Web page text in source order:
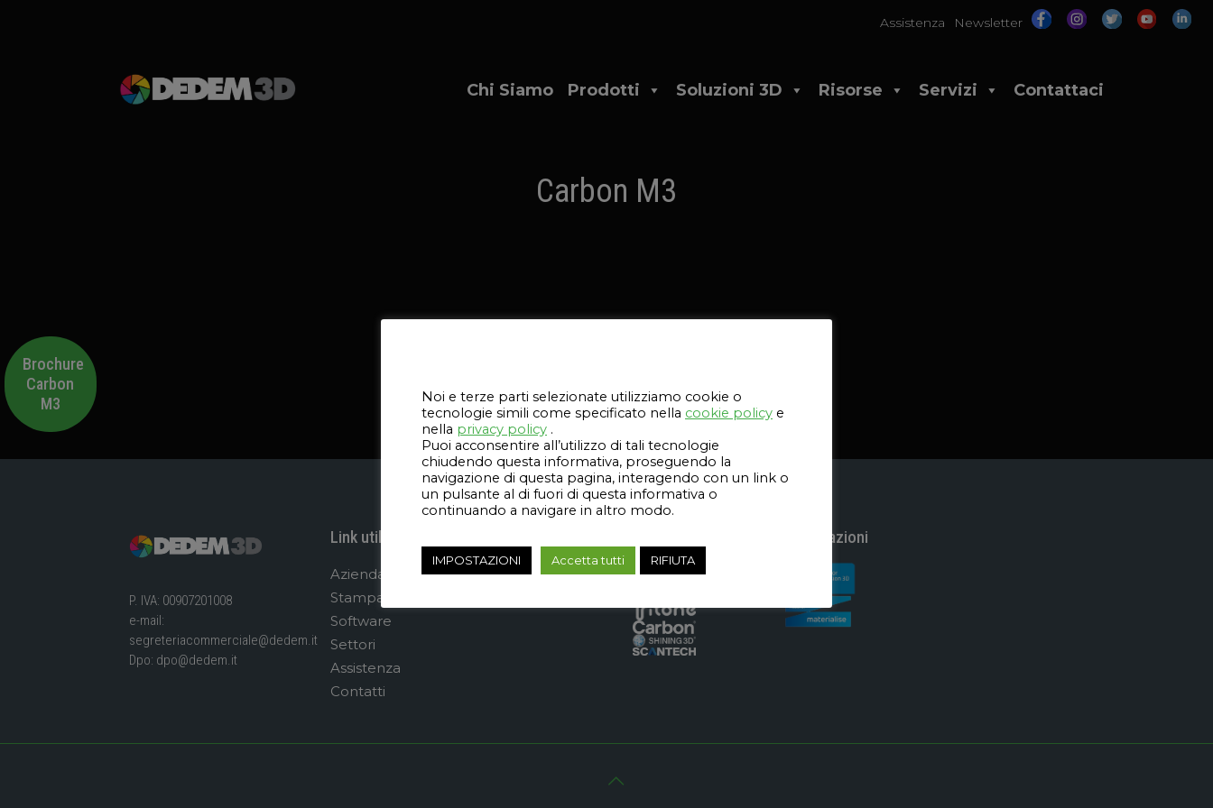
Assistenza Newsletter
Chi Siamo Prodotti Soluzioni 3D Risorse Servizi Contattaci
Carbon M3
Brochure
Carbon
M3
P. IVA: 00907201008
e-mail:
segreteriacommerciale@dedem.it
Dpo: dpo@dedem.it
Link utili
Azienda
Stampanti 3D
Software
Settori
Assistenza
Contatti
autorizzato
Certificazioni
Noi e terze parti selezionate utilizziamo cookie o
tecnologie simili come specificato nella cookie policy e
nella privacy policy .
Puoi acconsentire all’utilizzo di tali tecnologie
chiudendo questa informativa, proseguendo la
navigazione di questa pagina, interagendo con un link o
un pulsante al di fuori di questa informativa o
continuando a navigare in altro modo.
IMPOSTAZIONI Accetta tutti RIFIUTA